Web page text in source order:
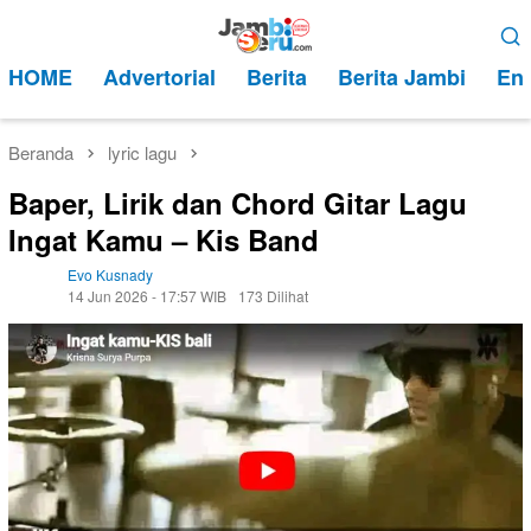
kontenMobile
HOME Advertorial Berita Berita Jambi
Beranda lyric lagu
Baper, Lirik dan Chord Gitar Lagu
Ingat Kamu – Kis Band
Evo Kusnady
14 Jun 2026 - 17:57 WIB
173 Dilihat